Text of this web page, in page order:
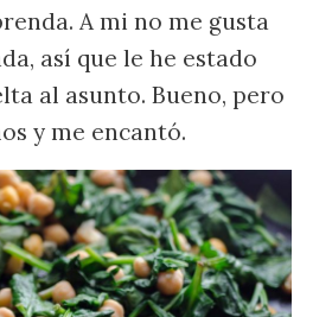
A mi no me gusta
así que le he estado
al asunto. Bueno, pero
y me encantó.